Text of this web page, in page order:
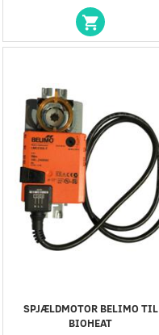
SPJÆLDMOTOR BELIMO TIL
BIOHEAT